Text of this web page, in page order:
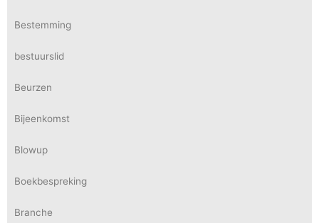
Bestemming
bestuurslid
Beurzen
Bijeenkomst
Blowup
Boekbespreking
Branche